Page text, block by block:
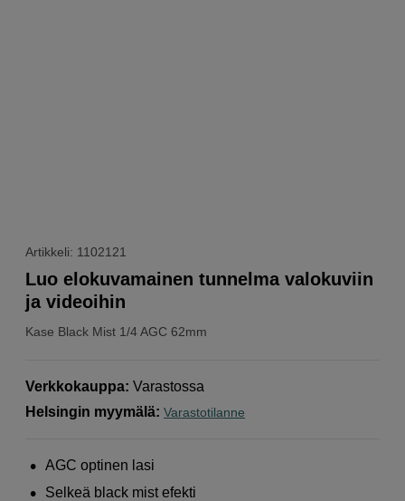
Artikkeli: 1102121
Kase Black Mist 1/4 AGC 62mm
Luo elokuvamainen tunnelma valokuviin
ja videoihin
Verkkokauppa: Varastossa
Helsingin myymälä: Varastotilanne
AGC optinen lasi
Selkeä black mist efekti